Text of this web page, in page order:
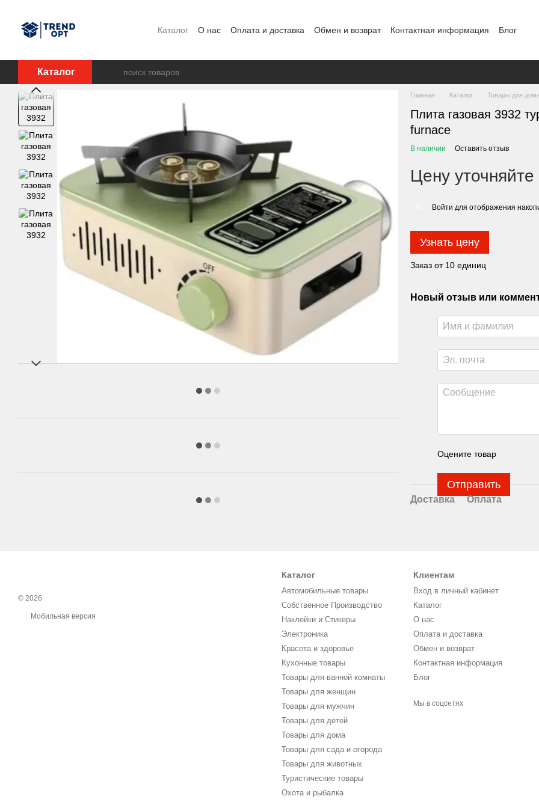
Каталог О нас Оплата и доставка Обмен и возврат Контактная информация Блог
Каталог
Главная Каталог Товары для дома
Плита газовая 3932
furnace
В наличии Оставить отзыв
Цену уточняйте
Войти для отображения
Узнать цену
Заказ от 10 единиц
Новый отзыв или
Оцените товар
Отправить
Доставка Оплата
© 2026
Мобильная версия
Каталог
Автомобильные товары
Собственное Производство
Наклейки и Стикеры
Электроника
Красота и здоровье
Кухонные товары
Товары для ванной комнаты
Товары для женщин
Товары для мужчин
Товары для детей
Товары для дома
Товары для сада и огорода
Товары для животных
Туристические товары
Охота и рыбалка
Клиентам
Вход в личный кабинет
Каталог
О нас
Оплата и доставка
Обмен и возврат
Контактная информация
Блог
Мы в соцсетях